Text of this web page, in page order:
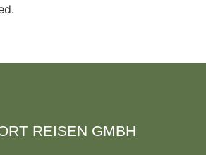
REISEN GMBH